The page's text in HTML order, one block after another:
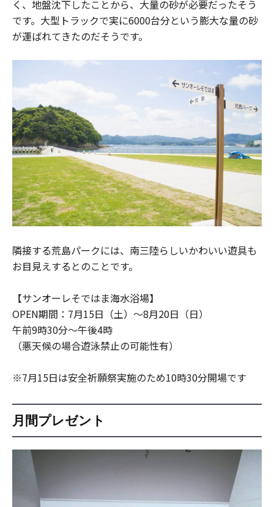
く、地盤沈下したことから、大量の砂が必要だったそう
です。大型トラックで実に6000台分という膨大な量の砂
が運ばれてきたのだそうです。
隣接する荒島パークには、南三陸らしいかわいい遊具も
お目見えするとのことです。
【サンオーレそではま海水浴場】
OPEN期間：7月15日（土）〜8月20日（日）
午前9時30分〜午後4時
（悪天候の場合遊泳禁止の可能性有）
※7月15日は安全祈願祭実施のため10時30分開場です
月間プレゼント